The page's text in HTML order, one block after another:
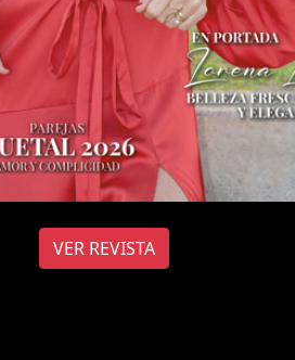
VER REVISTA